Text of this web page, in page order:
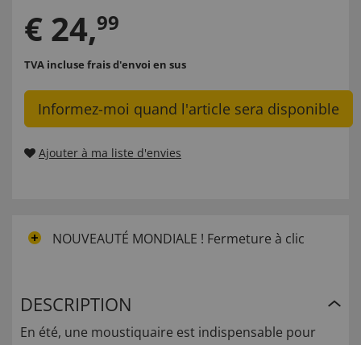
€ 24,99
TVA incluse frais d'envoi en sus
Informez-moi quand l'article sera disponible
Ajouter à ma liste d'envies
NOUVEAUTÉ MONDIALE ! Fermeture à clic
DESCRIPTION
En été, une moustiquaire est indispensable pour